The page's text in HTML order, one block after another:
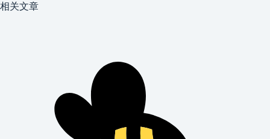
相关文章